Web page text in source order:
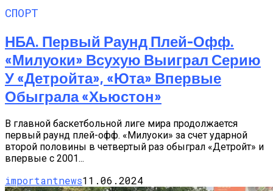
СПОРТ
НБА. Первый Раунд Плей-Офф.
«Милуоки» Всухую Выиграл Серию
У «Детройта», «Юта» Впервые
Обыграла «Хьюстон»
В главной баскетбольной лиге мира продолжается
первый раунд плей-офф. «Милуоки» за счет ударной
второй половины в четвертый раз обыграл «Детройт» и
впервые с 2001...
importantnews11.06.2024